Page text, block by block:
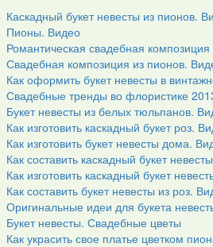
Каскадный букет невесты из пионов.
Пионы. Видео
Романтическая свадебная
Свадебная композиция из пионов.
Как оформить букет невесты в
Свадебные тренды во флористике
Букет невесты из белых тюльпанов.
Как изготовить каскадный букет роз.
Как изготовить букет невесты дома.
Как составить каскадный букет
Как изготовить каскадный букет
Как составить букет невесты из роз.
Оригинальные идеи для букета
Букет невесты. Свадебные цветы
Как украсить свое платье цветком